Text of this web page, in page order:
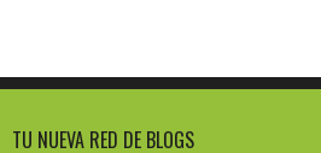
TU NUEVA RED DE BLOGS